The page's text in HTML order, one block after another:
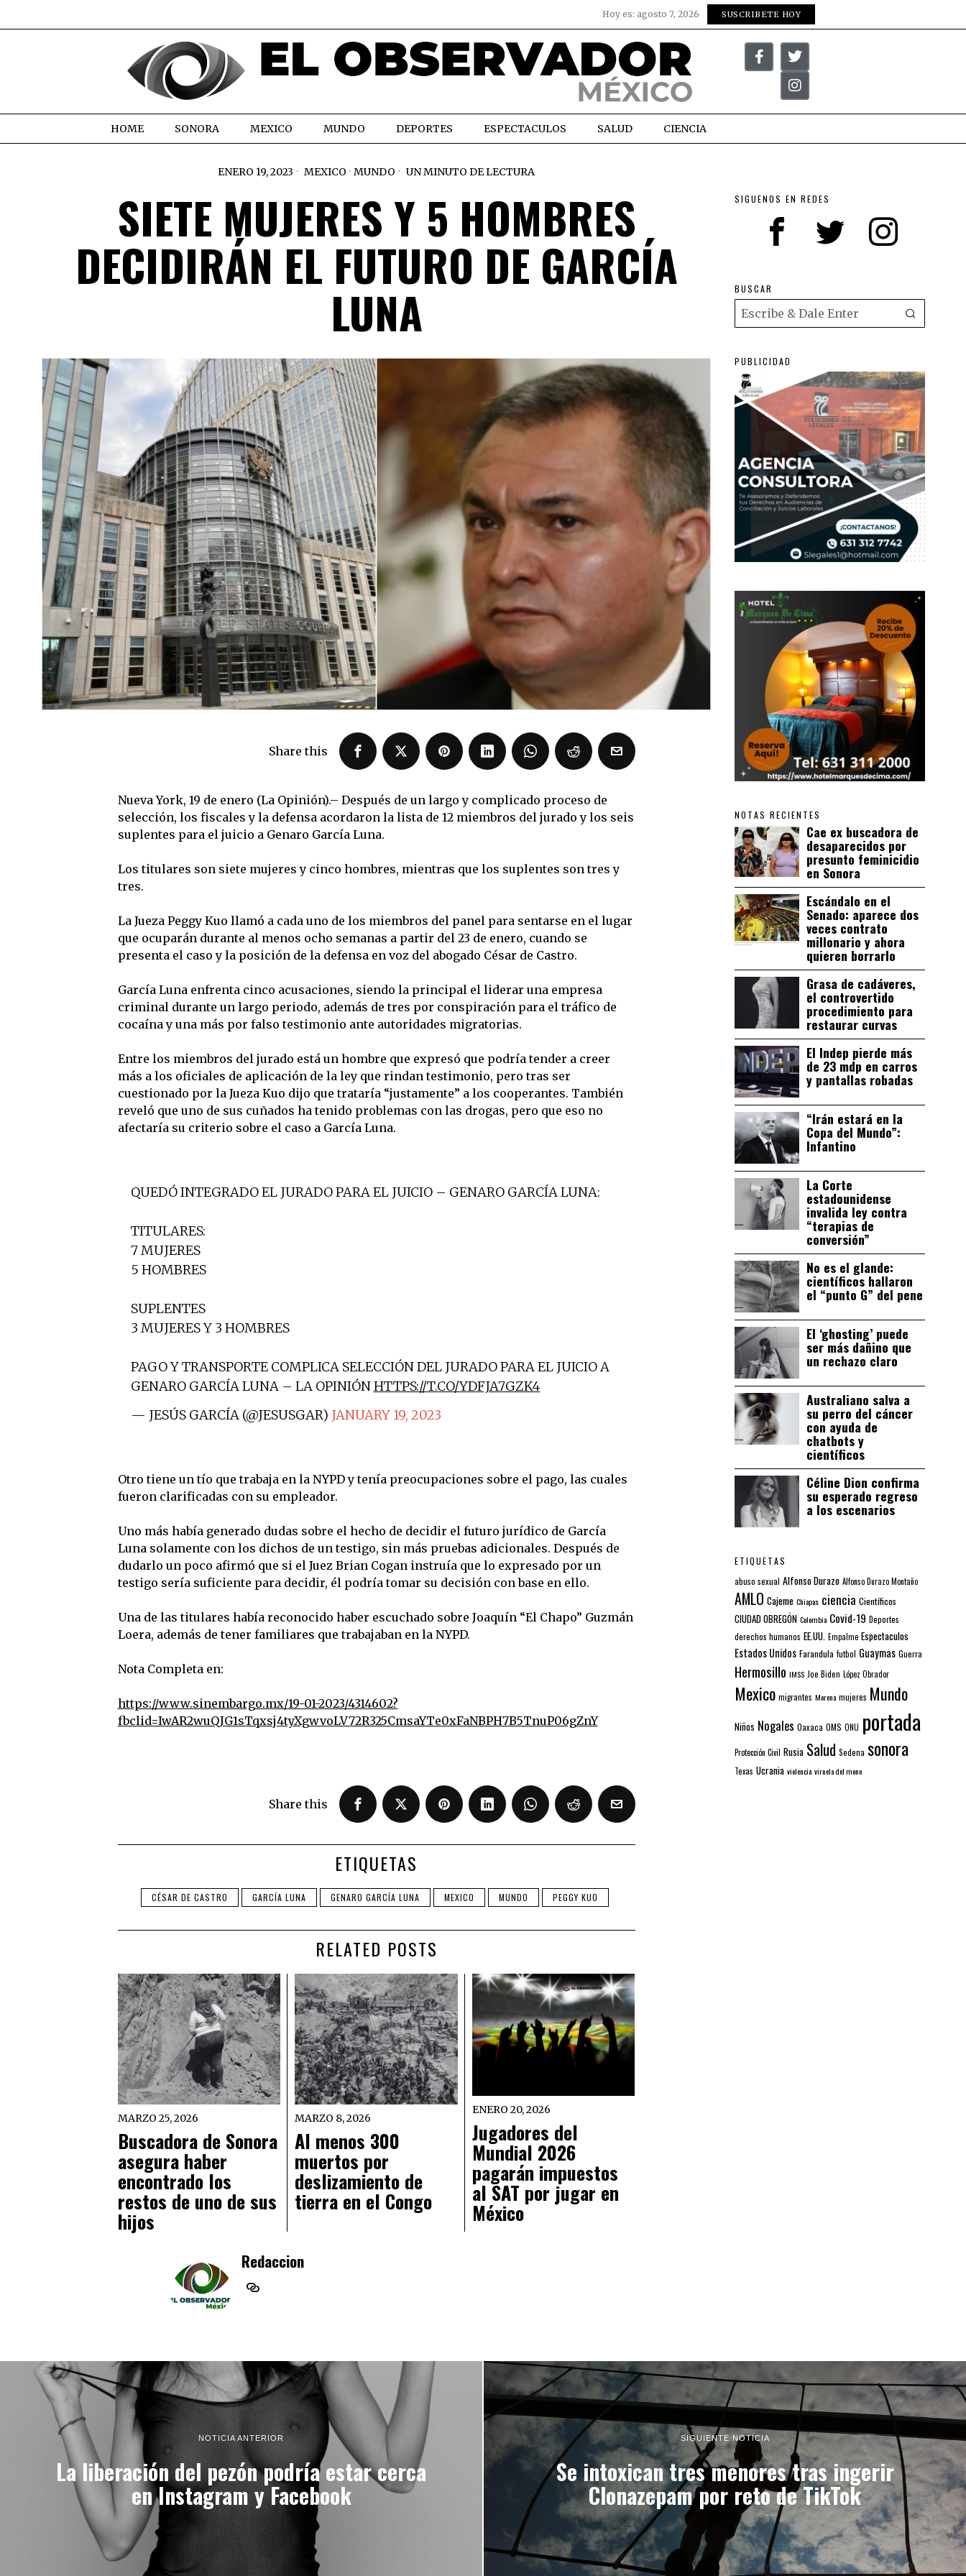
Hoy es: agosto 7, 2026 SUSCRIBETE HOY
HOME SONORA MEXICO MUNDO DEPORTES ESPECTACULOS SALUD CIENCIA
ENERO 19, 2023 MEXICO · MUNDO UN MINUTO DE LECTURA
SIETE MUJERES Y 5 HOMBRES
DECIDIRÁN EL FUTURO DE GARCÍA
LUNA
Share this
Nueva York, 19 de enero (La Opinión).– Después de un largo y complicado proceso de
selección, los fiscales y la defensa acordaron la lista de 12 miembros del jurado y los seis
suplentes para el juicio a Genaro García Luna.
Los titulares son siete mujeres y cinco hombres, mientras que los suplentes son tres y
tres.
La Jueza Peggy Kuo llamó a cada uno de los miembros del panel para sentarse en el lugar
que ocuparán durante al menos ocho semanas a partir del 23 de enero, cuando se
presenta el caso y la posición de la defensa en voz del abogado César de Castro.
García Luna enfrenta cinco acusaciones, siendo la principal el liderar una empresa
criminal durante un largo periodo, además de tres por conspiración para el tráfico de
cocaína y una más por falso testimonio ante autoridades migratorias.
Entre los miembros del jurado está un hombre que expresó que podría tender a creer
más a los oficiales de aplicación de la ley que rindan testimonio, pero tras ser
cuestionado por la Jueza Kuo dijo que trataría “justamente” a los cooperantes. También
reveló que uno de sus cuñados ha tenido problemas con las drogas, pero que eso no
afectaría su criterio sobre el caso a García Luna.
QUEDÓ INTEGRADO EL JURADO PARA EL JUICIO – GENARO GARCÍA LUNA:
TITULARES:
7 MUJERES
5 HOMBRES
SUPLENTES
3 MUJERES Y 3 HOMBRES
PAGO Y TRANSPORTE COMPLICA SELECCIÓN DEL JURADO PARA EL JUICIO A
GENARO GARCÍA LUNA – LA OPINIÓNHTTPS://T.CO/YDFJA7GZK4
— JESÚS GARCÍA (@JESUSGAR) JANUARY 19, 2023
Otro tiene un tío que trabaja en la NYPD y tenía preocupaciones sobre el pago, las cuales
fueron clarificadas con su empleador.
Uno más había generado dudas sobre el hecho de decidir el futuro jurídico de García
Luna solamente con los dichos de un testigo, sin más pruebas adicionales. Después de
dudarlo un poco afirmó que si el Juez Brian Cogan instruía que lo expresado por un
testigo sería suficiente para decidir, él podría tomar su decisión con base en ello.
Una de las titulares había reconocido haber escuchado sobre Joaquín “El Chapo” Guzmán
Loera, además de tener familiares que trabajaban en la NYPD.
Nota Completa en:
https://www.sinembargo.mx/19-01-2023/4314602?
fbclid=IwAR2wuQJG1sTqxsj4tyXgwvoLV72R325CmsaYTe0xFaNBPH7B5TnuP06gZnY
Share this
ETIQUETAS
CÉSAR DE CASTRO GARCÍA LUNA GENARO GARCÍA LUNA MEXICO MUNDO PEGGY KUO
RELATED POSTS
MARZO 25, 2026
Buscadora de Sonora
asegura haber
encontrado los
restos de uno de sus
hijos
MARZO 8, 2026
Al menos 300
muertos por
deslizamiento de
tierra en el Congo
ENERO 20, 2026
Jugadores del
Mundial 2026
pagarán impuestos
al SAT por jugar en
México
Redaccion
SIGUENOS EN REDES
BUSCAR
PUBLICIDAD
NOTAS RECIENTES
Cae ex buscadora de
desaparecidos por
presunto feminicidio
en Sonora
Escándalo en el
Senado: aparece dos
veces contrato
millonario y ahora
quieren borrarlo
Grasa de cadáveres,
el controvertido
procedimiento para
restaurar curvas
El Indep pierde más
de 23 mdp en carros
y pantallas robadas
“Irán estará en la
Copa del Mundo”:
Infantino
La Corte
estadounidense
invalida ley contra
“terapias de
conversión”
No es el glande:
científicos hallaron
el “punto G” del pene
El ‘ghosting’ puede
ser más dañino que
un rechazo claro
Australiano salva a
su perro del cáncer
con ayuda de
chatbots y
científicos
Céline Dion confirma
su esperado regreso
a los escenarios
ETIQUETAS
abuso sexual Alfonso Durazo Alfonso Durazo Montaño
AMLO Cajeme Chiapas ciencia Científicos
CIUDAD OBREGÓN Colombia Covid-19 Deportes
derechos humanos EE.UU. Empalme Espectaculos
Estados Unidos Farandula futbol Guaymas Guerra
Hermosillo IMSS Joe Biden López Obrador
Mexico migrantes Morena mujeres Mundo
Niños Nogales Oaxaca OMS ONU portada
Protección Civil Rusia Salud Sedena sonora
Texas Ucrania violencia viruela del mono
NOTICIA ANTERIOR
La liberación del pezón podría estar cerca
en Instagram y Facebook
SIGUIENTE NOTICIA
Se intoxican tres menores tras ingerir
Clonazepam por reto de TikTok